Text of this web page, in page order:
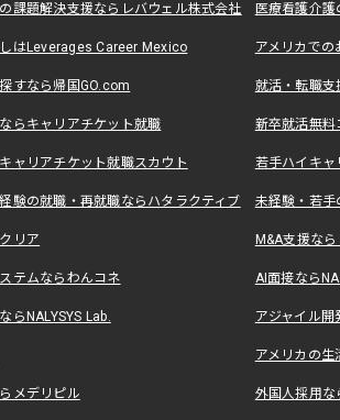
課題解決支援ならレバウェル株式会社 医療看護介
はLeverages Career Mexico アメリカで
すなら帰国GO.com 就活・転職
らキャリアチケット就職 新卒就活無料
ャリアチケット就職スカウト 若手ハイキ
験の就職・再就職ならハタラクティブ 未経験・若手
リア M&A支援な
テムならわんコネ AI面接なら
らNALYSYS Lab. アジャイル
アメリカの
メデリピル 外国人採用